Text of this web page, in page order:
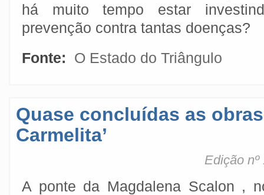
há muito tempo estar
prevenção contra tantas doenças?
Fonte:
O Estado do Triângulo
Quase concluídas as
Carmelita’
Edição
A ponte da Magdalena Scalon ,